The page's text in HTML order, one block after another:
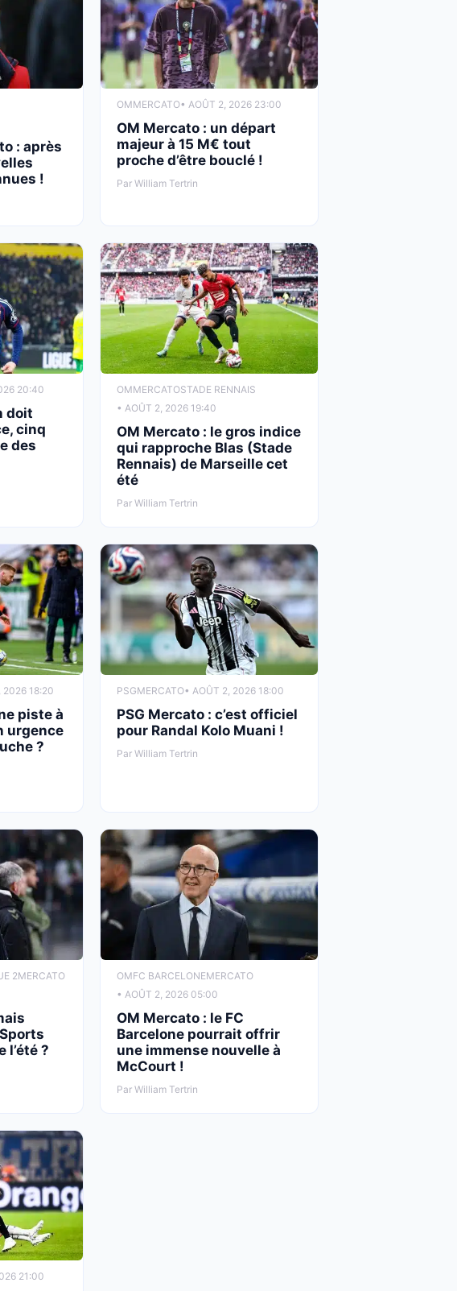
: après
!
OMMERCATO• AOÛT 2, 2026 23:00
OM Mercato : un départ
majeur à 15 M€ tout
proche d’être bouclé !
Par William Tertrin
20:40
doit
cinq
des
OMMERCATOSTADE RENNAIS
• AOÛT 2, 2026 19:40
OM Mercato : le gros indice
qui rapproche Blas (Stade
Rennais) de Marseille cet
été
Par William Tertrin
2026 18:20
piste à
urgence
?
PSGMERCATO• AOÛT 2, 2026 18:00
PSG Mercato : c’est officiel
pour Randal Kolo Muani !
Par William Tertrin
2MERCATO
l’été ?
OMFC BARCELONEMERCATO
• AOÛT 2, 2026 05:00
OM Mercato : le FC
Barcelone pourrait offrir
une immense nouvelle à
McCourt !
Par William Tertrin
21:00